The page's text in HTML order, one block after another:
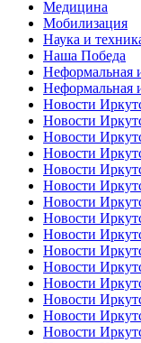
Медицина
Мобилизация
Наука и
Наша Победа
Неформальная
Неформальная
Новости
Новости
Новости
Новости
Новости
Новости
Новости
Новости
Новости
Новости
Новости
Новости
Новости
Новости
Новости